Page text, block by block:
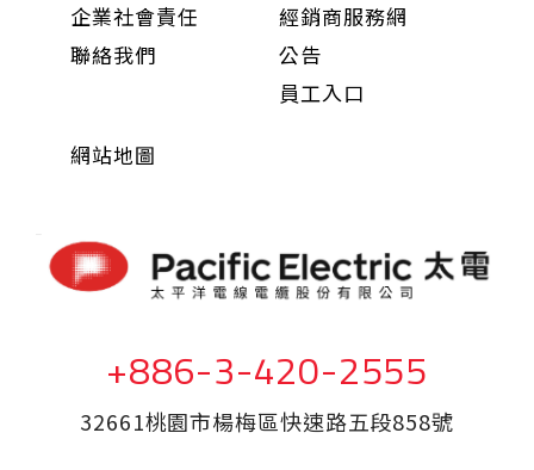
企業社會責任
聯絡我們
經銷商服務網
公告
員工入口
網站地圖
+886-3-420-2555
32661桃園市楊梅區快速路五段858號